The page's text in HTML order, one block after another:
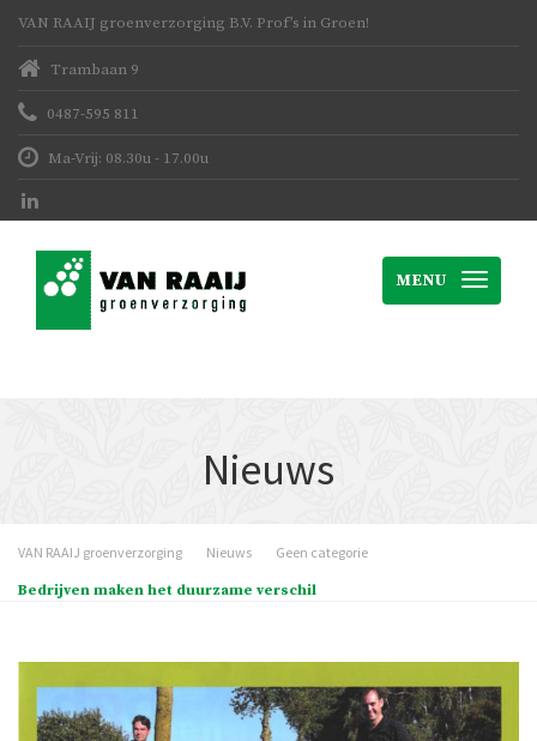
VAN RAAIJ groenverzorging B.V. Prof’s in Groen!
Trambaan 9
0487-595 811
Ma-Vrij: 08.30u - 17.00u
MENU
Nieuws
VAN RAAIJ groenverzorging Nieuws Geen categorie
Bedrijven maken het duurzame verschil